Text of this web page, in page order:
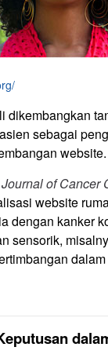
dikembangkan
sebagai
website.
of Cancer
website
dengan kanker
sensorik,